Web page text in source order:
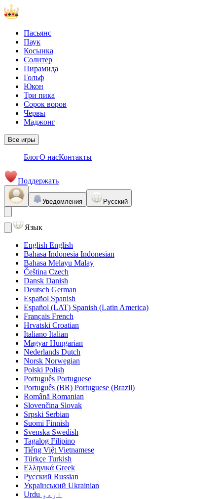
Пасьянс
Паук
Косынка
Солитер
Пирамида
Гольф
Юкон
Три пика
Сорок воров
Червы
Маджонг
Все игры
БлогО насКонтакты
Поддержать
Уведомления Русский
Язык
English English
Bahasa Indonesia Indonesian
Bahasa Melayu Malay
Čeština Czech
Dansk Danish
Deutsch German
Español Spanish
Español (LAT) Spanish (Latin America)
Français French
Hrvatski Croatian
Italiano Italian
Magyar Hungarian
Nederlands Dutch
Norsk Norwegian
Polski Polish
Português Portuguese
Português (BR) Portuguese (Brazil)
Română Romanian
Slovenčina Slovak
Srpski Serbian
Suomi Finnish
Svenska Swedish
Tagalog Filipino
Tiếng Việt Vietnamese
Türkçe Turkish
Ελληνικά Greek
Русский Russian
Український Ukrainian
اردو Urdu